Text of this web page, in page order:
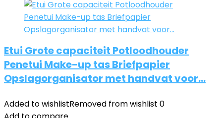
Etui Grote capaciteit Potloodhouder
Penetui Make-up tas Briefpapier
Opslagorganisator met handvat voor…
Added to wishlistRemoved from wishlist 0